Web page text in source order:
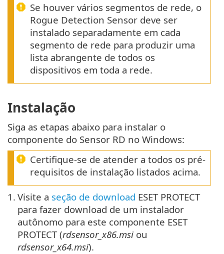
Se houver vários segmentos de rede, o
Rogue Detection Sensor deve ser
instalado separadamente em cada
segmento de rede para produzir uma
lista abrangente de todos os
dispositivos em toda a rede.
Instalação
Siga as etapas abaixo para instalar o
componente do Sensor RD no Windows:
Certifique-se de atender a todos os pré-
requisitos de instalação listados acima.
1. Visite a seção de download ESET PROTECT
para fazer download de um instalador
autônomo para este componente ESET
PROTECT (rdsensor_x86.msi ou
rdsensor_x64.msi).